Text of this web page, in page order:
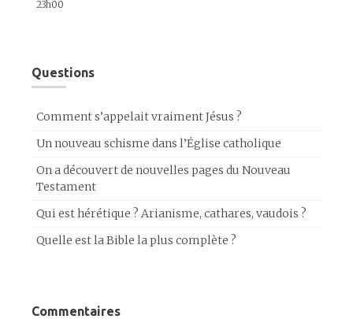
23h00
Questions
Comment s’appelait vraiment Jésus ?
Un nouveau schisme dans l’Église catholique
On a découvert de nouvelles pages du Nouveau
Testament
Qui est hérétique ? Arianisme, cathares, vaudois ?
Quelle est la Bible la plus complète ?
Commentaires